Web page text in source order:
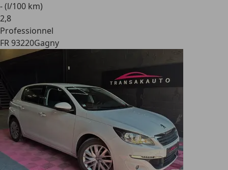
- (l/100 km)
2,8
Professionnel
FR 93220Gagny